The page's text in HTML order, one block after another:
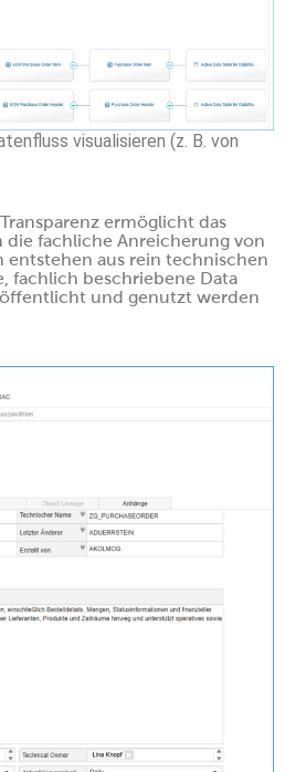
visualisieren (z. B. von
ermöglicht das
die fachliche Anreicherung von
entstehen aus rein technischen
fachlich beschriebene Data
und genutzt werden